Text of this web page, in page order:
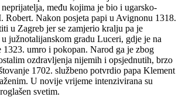
među kojima je bio i ugarsko-
Robert. Nakon posjeta papi u Avignonu 1318.
u Zagreb jer se zamjerio kralju pa je
južnotalijanskom gradu Luceri, gdje je na
1323. umro i pokopan. Narod ga je zbog
ozdravljenja nijemih i opsjednutih, brzo
1702. službeno potvrdio papa Klement
U novije vrijeme intenzivirana su
svetim.